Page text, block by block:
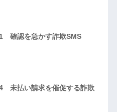
確認を急かす詐欺SMS
未払い請求を催促する詐欺